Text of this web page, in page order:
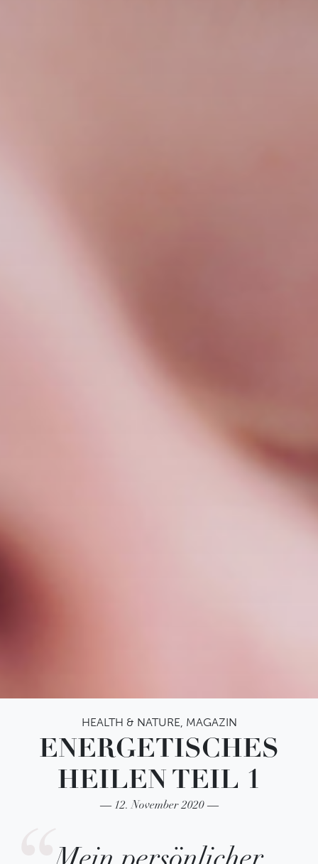
HEALTH & NATURE, MAGAZIN
ENERGETISCHES
HEILEN TEIL 1
12. November 2020